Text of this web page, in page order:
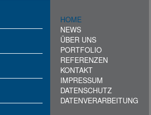
HOME
NEWS
ÜBER UNS
PORTFOLIO
REFERENZEN
KONTAKT
IMPRESSUM
DATENSCHUTZ
DATENVERARBEITUNG